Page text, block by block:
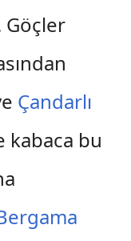
Çandarlı
kabaca bu